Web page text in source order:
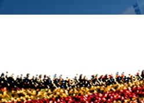
Wir nutzen Cookies
helfen, diese
Wenn Sie unter 16